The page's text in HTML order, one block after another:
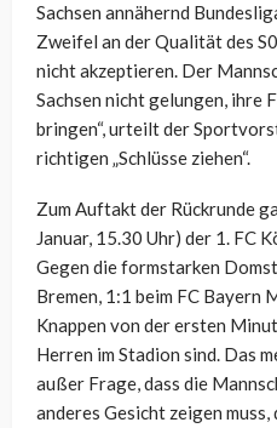
Sachsen annähernd
Zweifel an der Qualität des
nicht akzeptieren. Der
Sachsen nicht gelungen, ihre
bringen“, urteilt der
richtigen „Schlüsse ziehen“.
Zum Auftakt der Rückrunde
Januar, 15.30 Uhr) der 1. FC
Gegen die formstarken
Bremen, 1:1 beim FC Bayern
Knappen von der ersten
Herren im Stadion sind. Das
außer Frage, dass die
anderes Gesicht zeigen